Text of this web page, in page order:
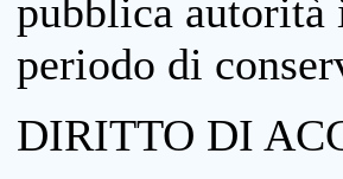
pubblica autorità
periodo di
DIRITTO DI